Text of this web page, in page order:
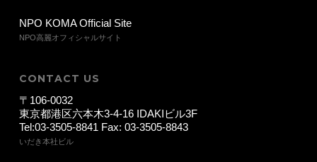
NPO KOMA Official Site
NPO高麗オフィシャルサイト
CONTACT US
〒106-0032
東京都港区六本木3-4-16 IDAKIビル3F
Tel:03-3505-8841 Fax: 03-3505-8843
いだき本社ビル